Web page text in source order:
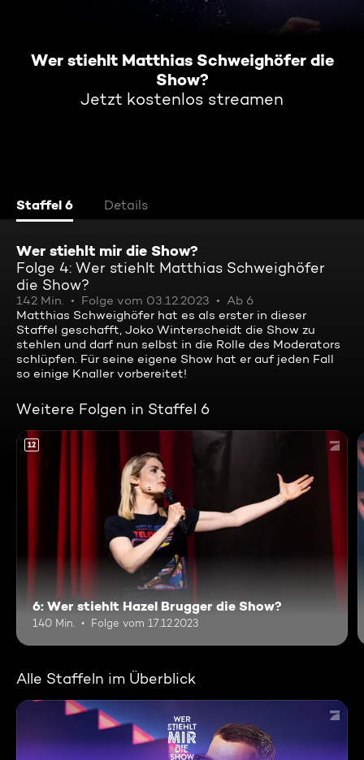
Wer stiehlt Matthias Schweighöfer die
Show?
Jetzt kostenlos streamen
Staffel 6 Details
Wer stiehlt mir die Show?
Folge 4: Wer stiehlt Matthias Schweighöfer
die Show?
142 Min. Folge vom 03.12.2023
Ab 6
Matthias Schweighöfer hat es als erster in dieser
Staffel geschafft, Joko Winterscheidt die Show zu
stehlen und darf nun selbst in die Rolle des Moderators
schlüpfen. Für seine eigene Show hat er auf jeden Fall
so einige Knaller vorbereitet!
Weitere Folgen in Staffel 6
12
6: Wer stiehlt Hazel Brugger die Show?
140 Min. Folge vom 17.12.2023
Alle Staffeln im Überblick